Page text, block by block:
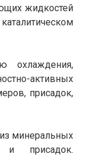
жидкостей
охлаждения,
активных
присадок,
минеральных
и присадок.